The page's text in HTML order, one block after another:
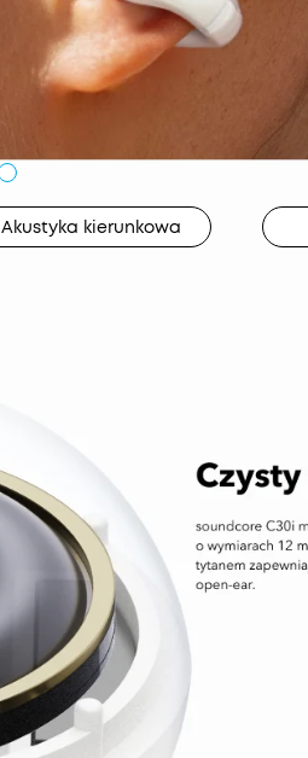
Akustyka kierunkowa